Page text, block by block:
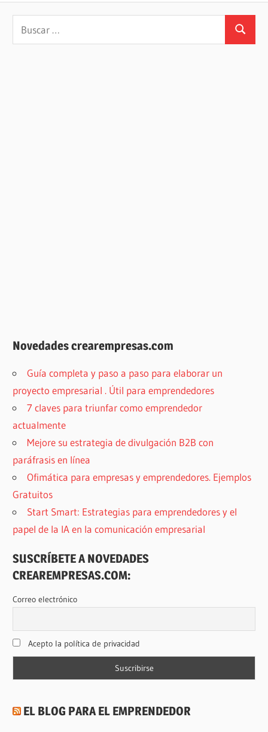
Buscar
Novedades crearempresas.com
Guía completa y paso a paso para elaborar un
proyecto empresarial . Útil para emprendedores
7 claves para triunfar como emprendedor
actualmente
Mejore su estrategia de divulgación B2B con
paráfrasis en línea
Ofimática para empresas y emprendedores. Ejemplos
Gratuitos
Start Smart: Estrategias para emprendedores y el
papel de la IA en la comunicación empresarial
SUSCRÍBETE A NOVEDADES
CREAREMPRESAS.COM:
Correo electrónico
Acepto la política de privacidad
EL BLOG PARA EL EMPRENDEDOR